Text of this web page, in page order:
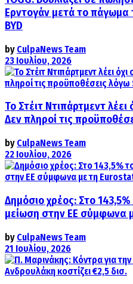
Ερντογάν μετά το πάγωμα
BYD
by CulpaNews Team
23 Ιουλίου, 2026
Το Στέιτ Ντιπάρτμεντ
Δεν πληροί τις
by CulpaNews Team
22 Ιουλίου, 2026
Δημόσιο χρέος: Στο
μείωση στην ΕΕ σύμφωνα
by CulpaNews Team
21 Ιουλίου, 2026